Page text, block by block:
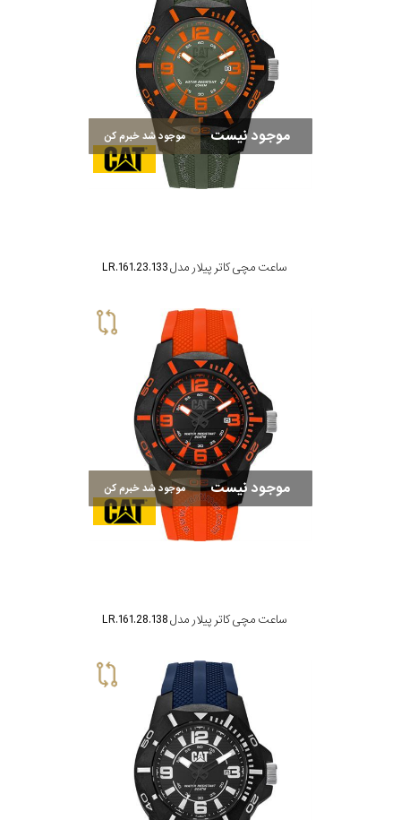
موجود نیست موجود شد خبرم کن
ساعت مچی کاتر پیلار مدل LR.161.23.133
موجود نیست موجود شد خبرم کن
ساعت مچی کاتر پیلار مدل LR.161.28.138